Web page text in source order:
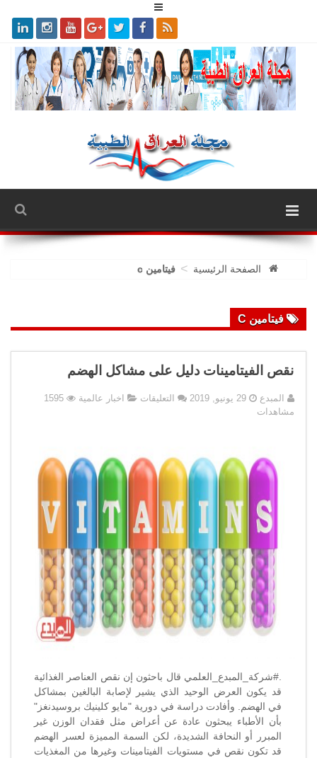
الصفحة الرئيسية > فيتامين c
فيتامين C
نقص الفيتامينات دليل على مشاكل الهضم
المبدع 29 يونيو, 2019 التعليقات على
مشاكل
الهضم
اخبار عالمية
1595
مشاهدات
.#شركة_المبدع_العلمي قال باحثون إن نقص العناصر الغذائية
قد يكون العرض الوحيد الذي يشير لإصابة البالغين بمشاكل
في الهضم. وأفادت دراسة في دورية "مايو كلينيك بروسيدنغز"
بأن الأطباء يبحثون عادة عن أعراض مثل فقدان الوزن غير
المبرر أو النحافة الشديدة، لكن السمة المميزة لعسر الهضم
قد تكون نقص في مستويات الفيتامينات وغيرها من المغذيات